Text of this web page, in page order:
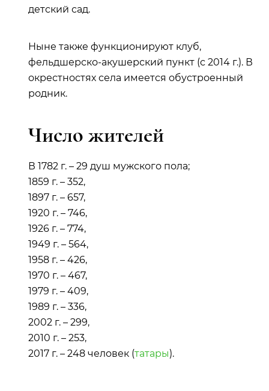
детский сад.
Ныне также функционируют клуб,
фельдшерско-акушерский пункт (с 2014 г.). В
окрестностях села имеется обустроенный
родник.
Число жителей
В 1782 г. – 29 душ мужского пола;
1859 г. – 352,
1897 г. – 657,
1920 г. – 746,
1926 г. – 774,
1949 г. – 564,
1958 г. – 426,
1970 г. – 467,
1979 г. – 409,
1989 г. – 336,
2002 г. – 299,
2010 г. – 253,
2017 г. – 248 человек (татары).